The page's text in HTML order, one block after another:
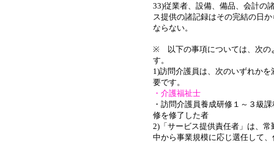
33)従業者、設備、備品、会計の
ス提供の諸記録はその完結の日か
ならない。
※ 以下の事項については、次の
す。
1)訪問介護員は、次のいずれか
要です。
・介護福祉士
・訪問介護員養成研修１～３級
修を修了した者
2)「サービス提供責任者」は、
中から事業規模に応じ選任して